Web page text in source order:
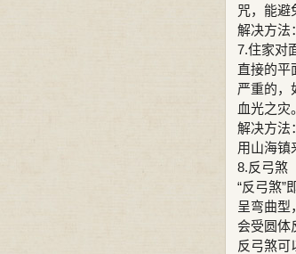
咒，能避
解决方法
7.住家对
直接的平
严重的，
血光之灾。
解决方法
用山海镇
8.反弓煞
“反弓煞”
呈弯曲型
会受圆体
反弓煞可